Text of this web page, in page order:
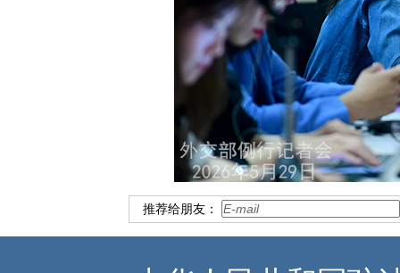
推荐给朋友：